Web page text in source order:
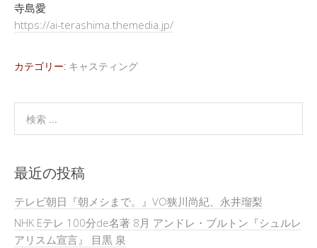
寺島愛
https://ai-terashima.themedia.jp/
カテゴリー: キャスティング
最近の投稿
テレビ朝日『朝メシまで。』VO狭川尚紀、永井瑠梨
NHK Eテレ 100分de名著 8月 アンドレ・ブルトン『シュルレ
アリスム宣言』 目黒 泉